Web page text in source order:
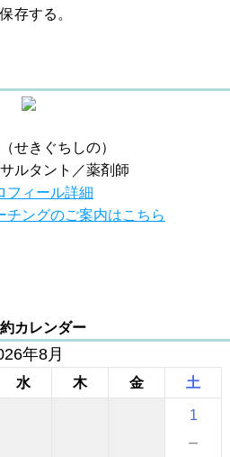
存する。
（せきぐちしの）
ルタント／薬剤師
フィール詳細
チングのご案内はこちら
カレンダー
年8月
水 木 金 土
1
－